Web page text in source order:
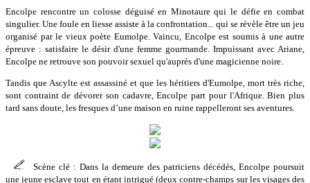
Encolpe rencontre un colosse déguisé en Minotaure qui le défie en combat
singulier. Une foule en liesse assiste à la confrontation... qui se révèle être un jeu
organisé par le vieux poète Eumolpe. Vaincu, Encolpe est soumis à une autre
épreuve : satisfaire le désir d'une femme gourmande. Impuissant avec Ariane,
Encolpe ne retrouve son pouvoir sexuel qu'auprès d'une magicienne noire.
Tandis que Ascylte est assassiné et que les héritiers d'Eumolpe, mort très riche,
sont contraint de dévorer son cadavre, Encolpe part pour l'Afrique. Bien plus
tard sans doute, les fresques d’une maison en ruine rappelleront ses aventures.
Scène clé : Dans la demeure des patriciens décédés, Encolpe poursuit
une jeune esclave tout en étant intrigué (deux contre-champs sur les visages des